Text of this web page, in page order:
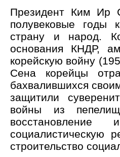
Президент Ким Ир
полувековые годы
страну и народ.
основания КНДР,
корейскую войну
Сена корейцы
бахвалившихся
защитили
войны из
социалистическую
строительство